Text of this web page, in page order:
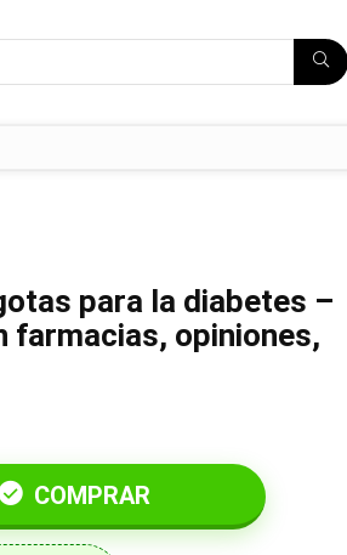
para la diabetes –
farmacias, opiniones,
COMPRAR